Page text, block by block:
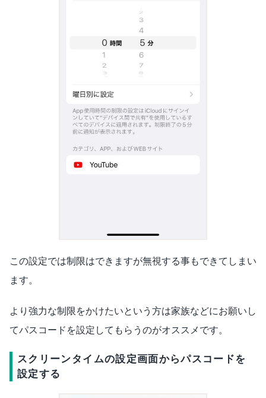
この設定では制限はできますが無視する事もできてしまい
ます。
より強力な制限をかけたいという方は家族などにお願いし
てパスコードを設定してもらうのがオススメです。
スクリーンタイムの設定画面からパスコードを
設定する